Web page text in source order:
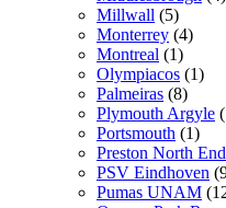
Millwall (5)
Monterrey (4)
Montreal (1)
Olympiacos (1)
Palmeiras (8)
Plymouth Argyle
Portsmouth (1)
Preston North End
PSV Eindhoven
Pumas UNAM